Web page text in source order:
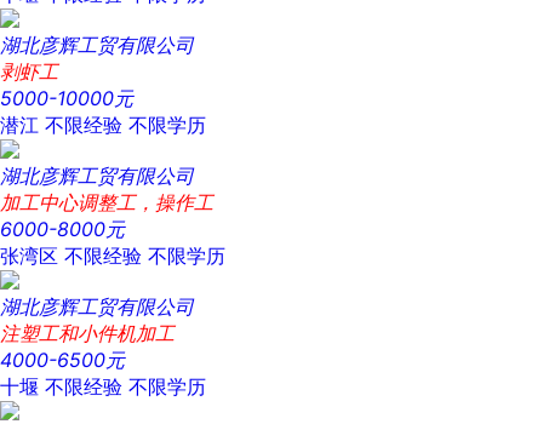
湖北彦辉工贸有限公司
剥虾工
5000-10000元
潜江 不限经验 不限学历
湖北彦辉工贸有限公司
加工中心调整工，操作工
6000-8000元
张湾区 不限经验 不限学历
湖北彦辉工贸有限公司
注塑工和小件机加工
4000-6500元
十堰 不限经验 不限学历